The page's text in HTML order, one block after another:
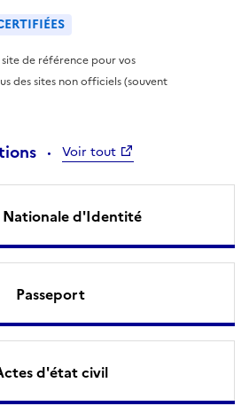
de référence pour vos
des sites non officiels (souvent
Voir tout
d'Identité
Passeport
d'état civil